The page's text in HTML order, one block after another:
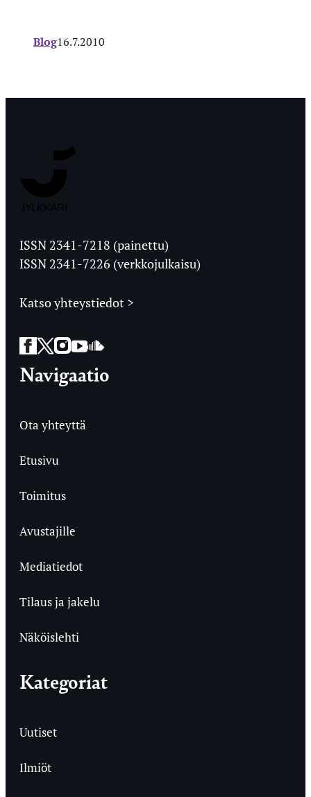
Blog16.7.2010
Ylioppilaslehti
ISSN 2341-7218 (painettu)
ISSN 2341-7226 (verkkojulkaisu)
Katso yhteystiedot >
Facebook
Twitter
Instagram
YouTube
SoundCloud
Navigaatio
Ota yhteyttä
Etusivu
Toimitus
Avustajille
Mediatiedot
Tilaus ja jakelu
Näköislehti
Kategoriat
Uutiset
Ilmiöt